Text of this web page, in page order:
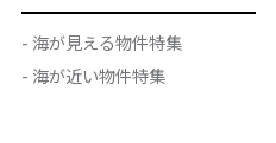
- 海が見える物件特集
- 海が近い物件特集